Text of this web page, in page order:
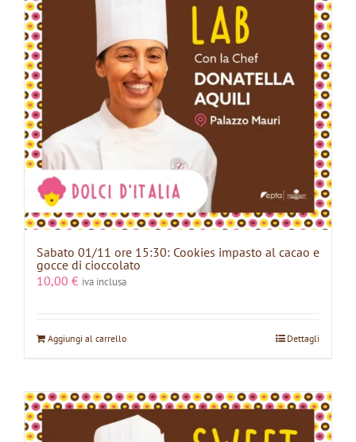
Sabato 01/11 ore 15:30: Cookies impasto al cacao e
gocce di cioccolato
10,00 € iva inclusa
Aggiungi al carrello Dettagli